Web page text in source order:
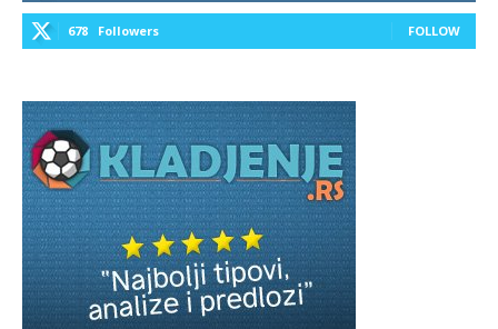
678 Followers FOLLOW